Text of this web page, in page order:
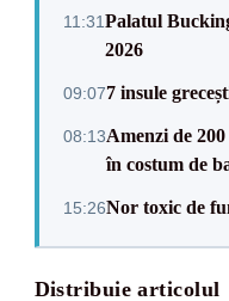
11:31Palatul
2026
09:077 insule
08:13Amenzi de
în costum de
15:26Nor toxic de
Distribuie articolul